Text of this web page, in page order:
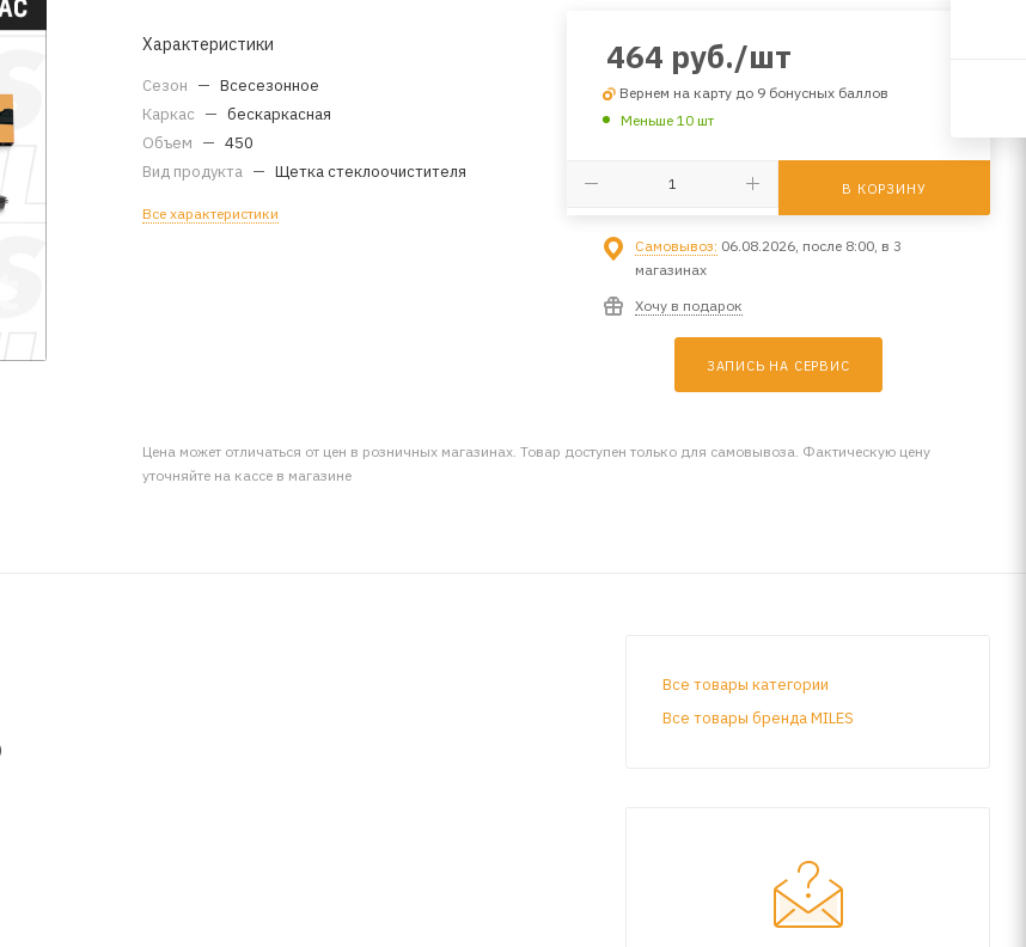
Характеристики
Сезон — Всесезонное
Каркас — бескаркасная
Объем — 450
Вид продукта — Щетка стеклоочистителя
Все характеристики
464 руб./шт
Вернем на карту до 9 бонусных баллов
Меньше 10 шт
В КОРЗИНУ
Самовывоз: 06.08.2026, после 8:00, в 3
магазинах
Хочу в подарок
ЗАПИСЬ НА СЕРВИС
Цена может отличаться от цен в розничных магазинах. Товар доступен только для самовывоза. Фактическую цену
уточняйте на кассе в магазине
Все товары категории
Все товары бренда MILES